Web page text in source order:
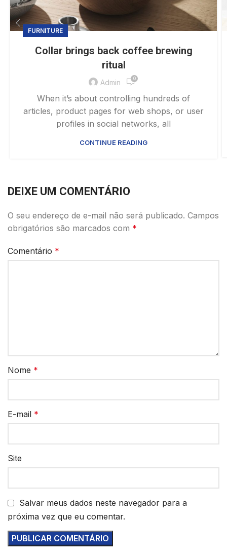
FURNITURE
Collar brings back coffee brewing
ritual
Admin 0
When it’s about controlling hundreds of
articles, product pages for web shops, or user
profiles in social networks, all
CONTINUE READING
DEIXE UM COMENTÁRIO
O seu endereço de e-mail não será publicado. Campos
obrigatórios são marcados com *
Comentário *
Nome *
E-mail *
Site
Salvar meus dados neste navegador para a
próxima vez que eu comentar.